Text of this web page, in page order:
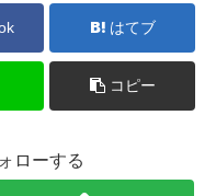
はてブ
コピー
ローする